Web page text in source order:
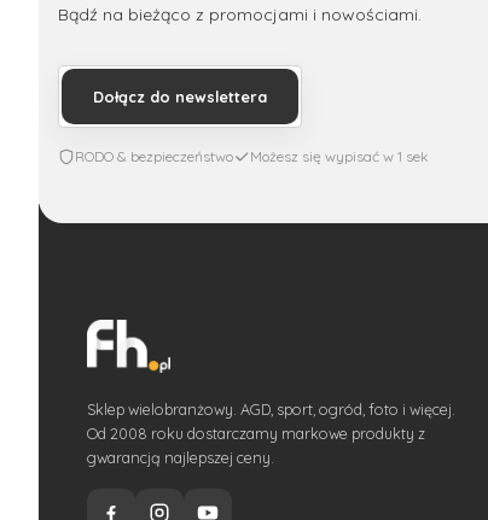
Bądź na bieżąco z promocjami i nowościami.
Dołącz do newslettera
RODO & bezpieczeństwo Możesz się wypisać w 1 sek
Sklep wielobranżowy. AGD, sport, ogród, foto i więcej.
Od 2008 roku dostarczamy markowe produkty z
gwarancją najlepszej ceny.